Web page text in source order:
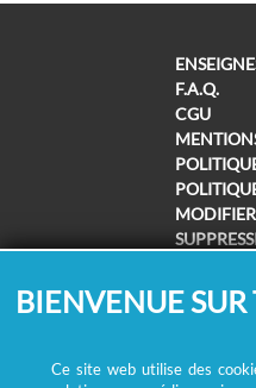
F.A.Q.
CGU
BIENVENUE SUR
Ce site web utilise des